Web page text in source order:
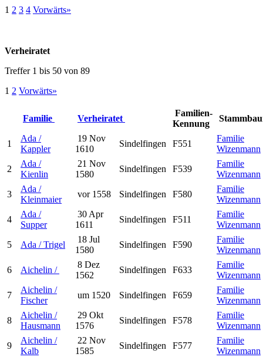
1 2 3 4 Vorwärts»
Verheiratet
Treffer 1 bis 50 von 89
1 2 Vorwärts»
Familie Verheiratet
Familien-
Kennung
1
Ada /
Kappler
19 Nov
1610
Sindelfingen F551
Familie
Wizenmann
2
Ada /
Kienlin
21 Nov
1580
Sindelfingen F539
Familie
Wizenmann
3
Ada /
Kleinmaier
vor 1558 Sindelfingen F580
Familie
Wizenmann
4
Ada /
Supper
30 Apr
1611
Sindelfingen F511
Familie
Wizenmann
5
Ada / Trigel
18 Jul
1580
Sindelfingen F590
Familie
Wizenmann
6
Aichelin /
8 Dez
1562
Sindelfingen F633
Familie
Wizenmann
7
Aichelin /
Fischer
um 1520 Sindelfingen F659
Familie
Wizenmann
8
Aichelin /
Hausmann
29 Okt
1576
Sindelfingen F578
Familie
Wizenmann
9
Aichelin /
Kalb
22 Nov
1585
Sindelfingen F577
Familie
Wizenmann